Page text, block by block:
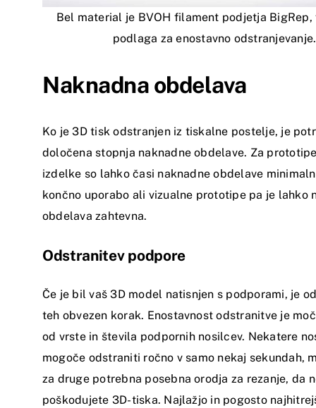
Bel material je BVOH filament podjetja BigRep,
podlaga za enostavno odstranjevanje.
Naknadna obdelava
Ko je 3D tisk odstranjen iz tiskalne postelje, je
določena stopnja naknadne obdelave. Za
izdelke so lahko časi naknadne obdelave
končno uporabo ali vizualne prototipe pa je lahko
obdelava zahtevna.
Odstranitev podpore
Če je bil vaš 3D model natisnjen s podporami, je
teh obvezen korak. Enostavnost odstranitve je
od vrste in števila podpornih nosilcev. Nekatere
mogoče odstraniti ročno v samo nekaj sekundah,
za druge potrebna posebna orodja za rezanje, da
poškodujete 3D-tiska. Najlažjo in pogosto